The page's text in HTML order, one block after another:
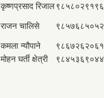
कृष्णप्रसाद रिजाल९८५८०२९१९६
राजन चालिसे ९८५७६८५०५२
कमला न्यौपाने
९८६७२६२०६१
मोहन घर्ती क्षेत्री
९८४५३६९०४४